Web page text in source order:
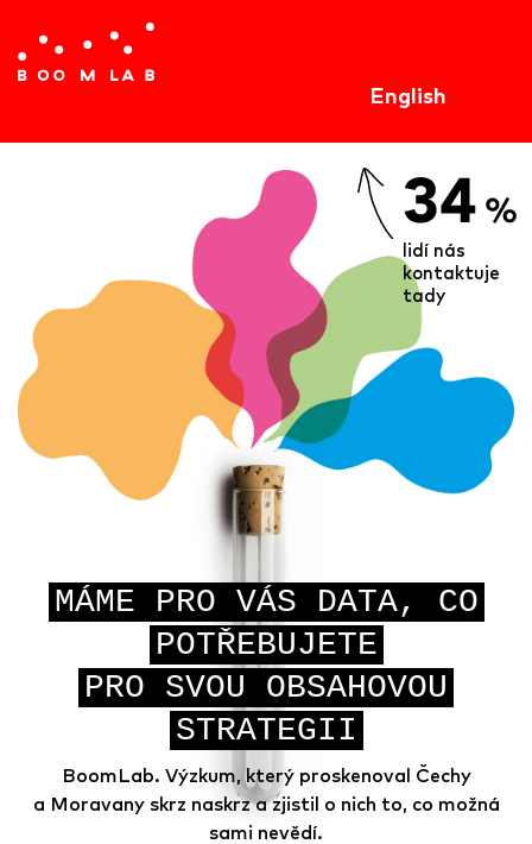
English
lidí nás
kontaktuje
tady
MÁME PRO VÁS DATA, CO
POTŘEBUJETE
PRO SVOU OBSAHOVOU
STRATEGII
BoomLab. Výzkum, který proskenoval Čechy
a Moravany skrz naskrz a zjistil o nich to, co možná
sami nevědí.